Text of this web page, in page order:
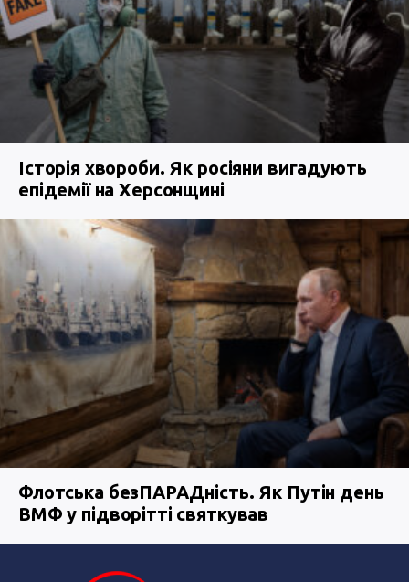
Історія хвороби. Як росіяни вигадують
епідемії на Херсонщині
Флотська безПАРАДність. Як Путін день
ВМФ у підворітті святкував